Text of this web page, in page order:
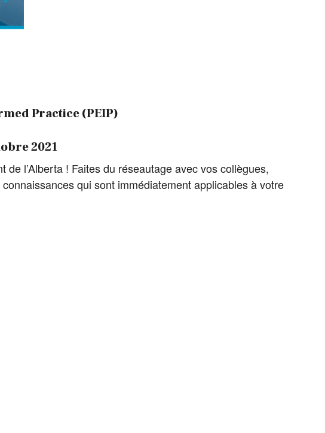
Practice (PEIP)
2021
l’Alberta ! Faites du réseautage avec vos collègues,
qui sont immédiatement applicables à votre